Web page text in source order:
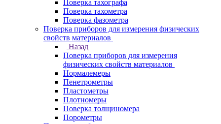
Поверка тахографа
Поверка тахометра
Поверка фазометра
Поверка приборов для измерения физических
свойств материалов
Назад
Поверка приборов для измерения
физических свойств материалов
Нормалемеры
Пенетрометры
Пластометры
Плотномеры
Поверка толщиномера
Порометры